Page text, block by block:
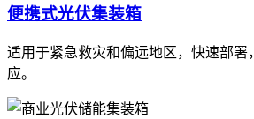
便携式光伏集装箱
适用于紧急救灾和偏远地区，快速部署
应。